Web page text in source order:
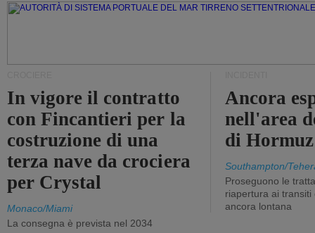
In vigore il contratto
con Fincantieri per la
costruzione di una
terza nave da crociera
per Crystal
Monaco/Miami
La consegna è prevista nel 2034
Ancora
nell'area
di Hormuz
Southampton/
Proseguono le
riapertura ai
ancora lontana